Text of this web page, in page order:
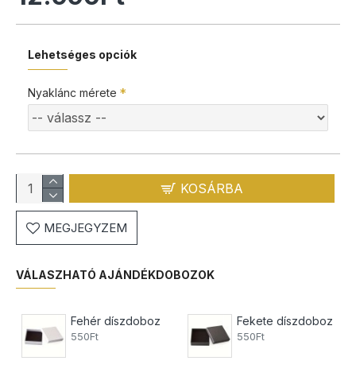
Lehetséges opciók
Nyaklánc mérete
KOSÁRBA
MEGJEGYZEM
VÁLASZHATÓ AJÁNDÉKDOBOZOK
Fehér díszdoboz
550Ft
Fekete díszdoboz
550Ft